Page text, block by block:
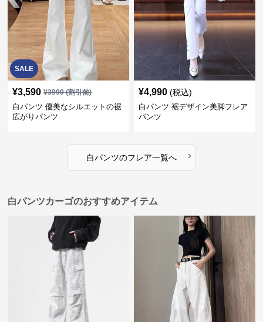
SALE
¥3,590 ¥3990(割引前)
白パンツ 優美なシルエットの裾
広がりパンツ
¥4,990 (税込)
白パンツ 裾デザイン美脚フレア
パンツ
白パンツのフレア一覧へ ›
白パンツカーゴのおすすめアイテム